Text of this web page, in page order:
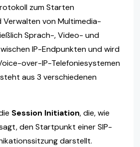
zum Starten
Verwalten von Multimedia-
Sprach-, Video- und
IP-Endpunkten und wird
over-IP-Telefoniesystemen
aus 3 verschiedenen
Session Initiation, die, wie
den Startpunkt einer SIP-
darstellt.